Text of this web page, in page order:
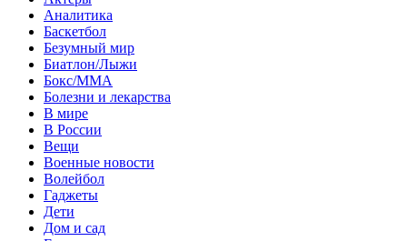
Аналитика
Баскетбол
Безумный мир
Биатлон/Лыжи
Бокс/MMA
Болезни и лекарства
В мире
В России
Вещи
Военные новости
Волейбол
Гаджеты
Дети
Дом и сад